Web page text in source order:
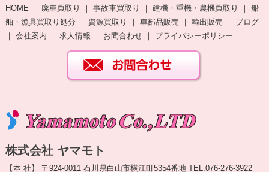
HOME ｜ 廃車買取り ｜ 事故車買取り ｜ 建機・重機・農機買取り ｜ 船
舶・漁具買取り処分 ｜ 資源買取り ｜ 車部品販売 ｜ 輸出販売 ｜ ブログ
｜ 会社案内 ｜ 求人情報 ｜ お問合わせ｜ プライバシーポリシー
株式会社 ヤマモト
【本 社】 〒924-0011 石川県白山市横江町5354番地 TEL.076-276-3922